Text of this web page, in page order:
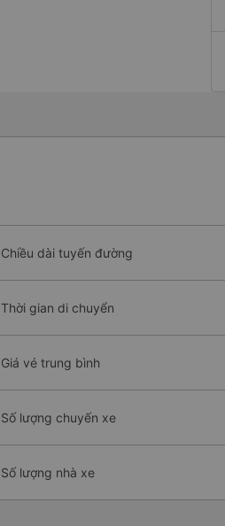
Chiều dài tuyến đường
Thời gian di chuyển
Giá vé trung bình
Số lượng chuyến xe
Số lượng nhà xe